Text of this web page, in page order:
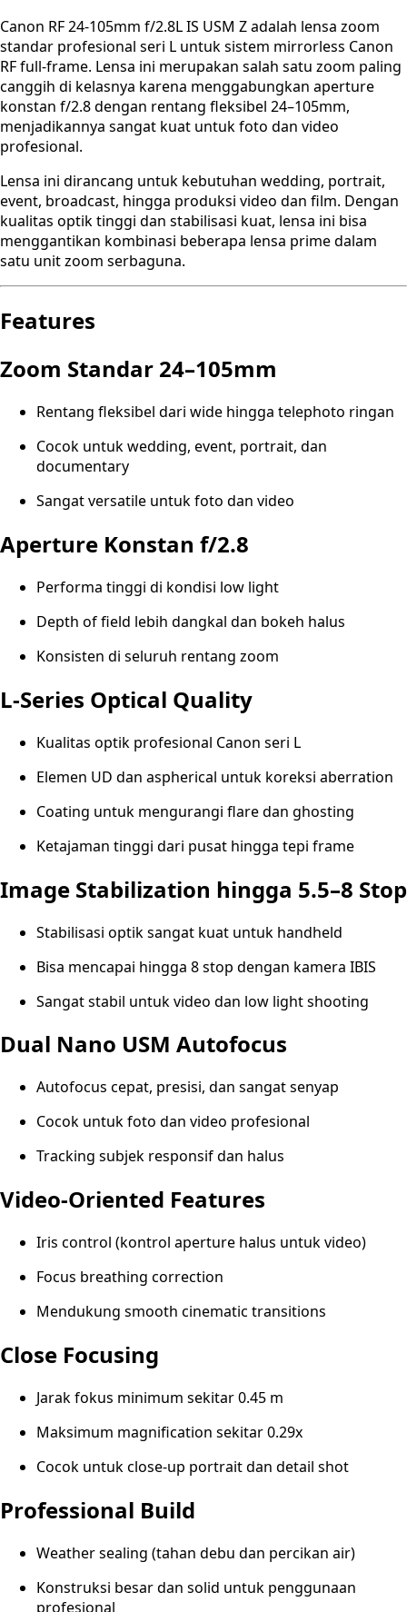
Canon RF 24-105mm f/2.8L IS USM Z adalah lensa zoom
standar profesional seri L untuk sistem mirrorless Canon
RF full-frame. Lensa ini merupakan salah satu zoom paling
canggih di kelasnya karena menggabungkan aperture
konstan f/2.8 dengan rentang fleksibel 24–105mm,
menjadikannya sangat kuat untuk foto dan video
profesional.
Lensa ini dirancang untuk kebutuhan wedding, portrait,
event, broadcast, hingga produksi video dan film. Dengan
kualitas optik tinggi dan stabilisasi kuat, lensa ini bisa
menggantikan kombinasi beberapa lensa prime dalam
satu unit zoom serbaguna.
Features
Zoom Standar 24–105mm
Rentang fleksibel dari wide hingga telephoto ringan
Cocok untuk wedding, event, portrait, dan
documentary
Sangat versatile untuk foto dan video
Aperture Konstan f/2.8
Performa tinggi di kondisi low light
Depth of field lebih dangkal dan bokeh halus
Konsisten di seluruh rentang zoom
L-Series Optical Quality
Kualitas optik profesional Canon seri L
Elemen UD dan aspherical untuk koreksi aberration
Coating untuk mengurangi flare dan ghosting
Ketajaman tinggi dari pusat hingga tepi frame
Image Stabilization hingga 5.5–8 Stop
Stabilisasi optik sangat kuat untuk handheld
Bisa mencapai hingga 8 stop dengan kamera IBIS
Sangat stabil untuk video dan low light shooting
Dual Nano USM Autofocus
Autofocus cepat, presisi, dan sangat senyap
Cocok untuk foto dan video profesional
Tracking subjek responsif dan halus
Video-Oriented Features
Iris control (kontrol aperture halus untuk video)
Focus breathing correction
Mendukung smooth cinematic transitions
Close Focusing
Jarak fokus minimum sekitar 0.45 m
Maksimum magnification sekitar 0.29x
Cocok untuk close-up portrait dan detail shot
Professional Build
Weather sealing (tahan debu dan percikan air)
Konstruksi besar dan solid untuk penggunaan
profesional